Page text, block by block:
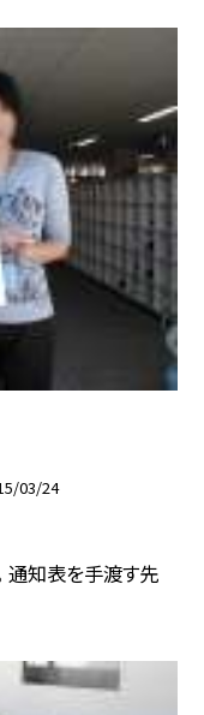
03/24
通知表を手渡す先